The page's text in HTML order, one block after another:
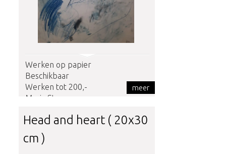
Werken op papier
Beschikbaar
Werken tot 200,-
Maria Stams
meer
Head and heart ( 20x30
cm )